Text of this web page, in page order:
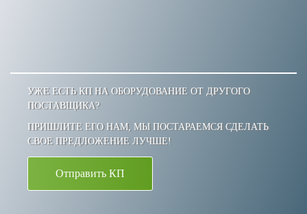
УЖЕ ЕСТЬ КП НА ОБОРУДОВАНИЕ ОТ ДРУГОГО
ПОСТАВЩИКА?
ПРИШЛИТЕ ЕГО НАМ, МЫ ПОСТАРАЕМСЯ СДЕЛАТЬ
СВОЕ ПРЕДЛОЖЕНИЕ ЛУЧШЕ!
Отправить КП